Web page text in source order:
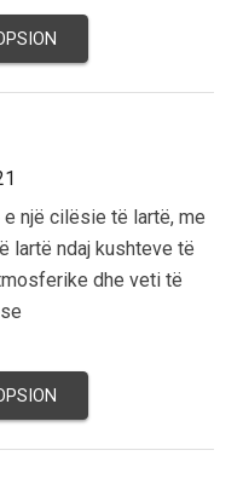
një cilësie të lartë, me
lartë ndaj kushteve të
dhe veti të